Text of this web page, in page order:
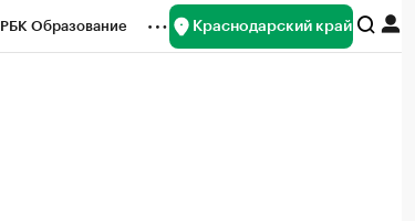
РБК Образование Краснодарский край